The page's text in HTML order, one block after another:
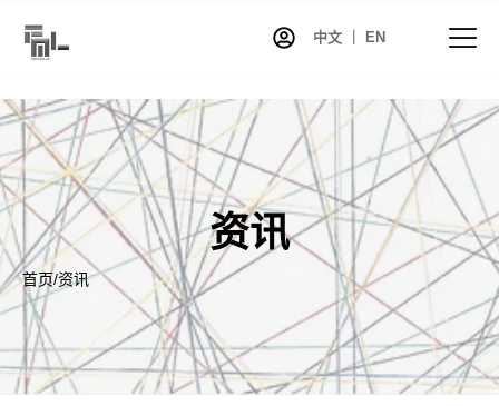
中文 ｜ EN
首页
资讯
项目
展览
艺术家库
共同艺术
艺术商店
资讯
首页/资讯